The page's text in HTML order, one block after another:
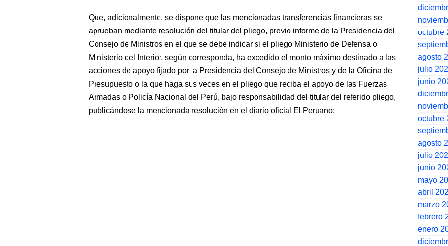
Que, adicionalmente, se dispone que las mencionadas transferencias financieras se
aprueban mediante resolución del titular del pliego, previo informe de la Presidencia del
Consejo de Ministros en el que se debe indicar si el pliego Ministerio de Defensa o
Ministerio del Interior, según corresponda, ha excedido el monto máximo destinado a las
acciones de apoyo fijado por la Presidencia del Consejo de Ministros y de la Oficina de
Presupuesto o la que haga sus veces en el pliego que reciba el apoyo de las Fuerzas
Armadas o Policía Nacional del Perú, bajo responsabilidad del titular del referido pliego,
publicándose la mencionada resolución en el diario oficial El Peruano;
octubre
agosto
julio
junio
octubre
agosto
julio
junio
mayo
abril
marzo
febrero
enero